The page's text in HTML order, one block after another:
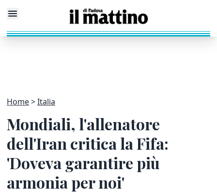
Home Italia
Mondiali, l'allenatore
dell'Iran critica la Fifa:
'Doveva garantire più
armonia per noi'